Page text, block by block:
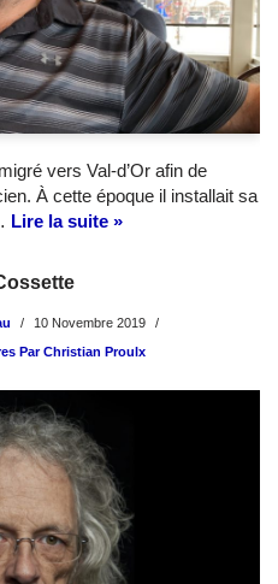
vers Val-d’Or afin de
À cette époque il installait sa
Lire la suite »
10 Novembre 2019
Par Christian Proulx